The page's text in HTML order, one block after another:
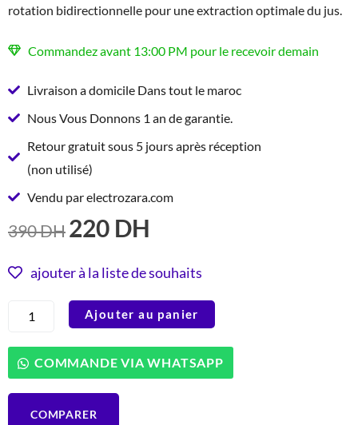
rotation bidirectionnelle pour une extraction optimale du jus.
Commandez avant 13:00 PM pour le recevoir demain
Livraison a domicile Dans tout le maroc
Nous Vous Donnons 1 an de garantie.
Retour gratuit sous 5 jours après réception
(non utilisé)
Vendu par electrozara.com
390DH LE
INITIAL
ÉTAIT :
390 DH.
220 DH
ACTUEL
EST :
220 DH.
ajouter à la liste de souhaits
TC-
Ajouter au panier
COMMANDE VIA WHATSAPP
COMPARER